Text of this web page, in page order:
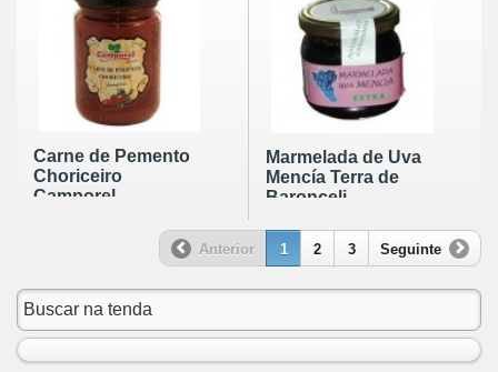
Carne de Pemento
Choriceiro
Camporel
Marmelada de Uva
Mencía Terra de
Baronceli
Anterior 1 2 3 Seguinte